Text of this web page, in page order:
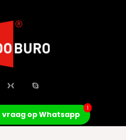
All Rights Reserved.
vraag op Whatsapp
1